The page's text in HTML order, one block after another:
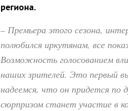
региона.
– Премьера этого сезона,
полюбился иркутянам, все
Возможность голосованием
наших зрителей. Это первый
надеемся, что он придется
сюрпризом станет участие в